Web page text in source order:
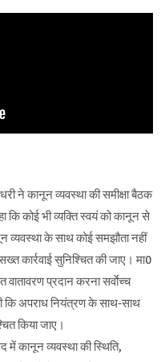
ने कानून व्यवस्था की समीक्षा बैठक
कि कोई भी व्यक्ति स्वयं को कानून से
के साथ कोई समझौता नहीं
कार्रवाई सुनिश्चित की जाए। मा0
वातावरण प्रदान करना सर्वाेच्च
कि अपराध नियंत्रण के साथ-साथ
किया जाए।
कानून व्यवस्था की स्थिति,